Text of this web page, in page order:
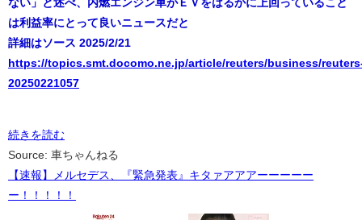
ない」と述べ、内燃エンジン車がＥＶをはるかに上回っていること
は利益率にとって良いニュースだと
詳細はソース 2025/2/21
https://topics.smt.docomo.ne.jp/article/reuters/business/
20250221057
続きを読む
Source: 車ちゃんねる
【速報】メルセデス、『緊急発表』キタァアアアーーーーー
ー！！！！！